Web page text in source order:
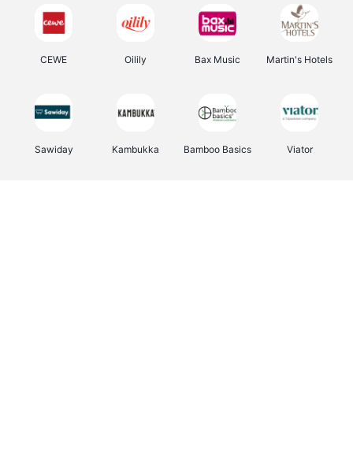
CEWE Oilily Bax Music Martin's Hotels
Sawiday Kambukka Bamboo Basics Viator